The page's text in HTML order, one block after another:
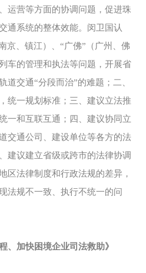
运营等方面的协调问题，促进珠
通系统的整体效能。闵卫国认
京、镇江）、“广佛”（广州、佛
车的管理和执法等问题，开展省
道交通“分段而治”的难题；二、
统一规划标准；三、建议立法推
一和互联互通；四、建议协同立
交通公司、建设单位等各方的法
建议建立省级或跨市的法律协调
区法律制度和行政法规的差异，
法规不一致、执行不统一的问
、加快困境企业司法救助》